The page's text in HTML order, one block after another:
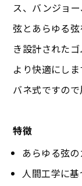
ス、バンジョ
弦とあらゆる
き設計された
より快適にし
バネ式ですので
特徴
あらゆる弦
人間工学に